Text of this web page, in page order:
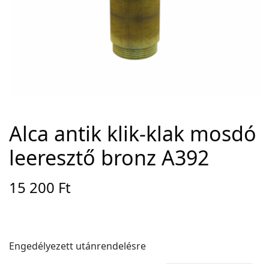
Alca antik klik-klak mosdó
leeresztő bronz A392
15 200 Ft
Engedélyezett utánrendelésre
Copyright © 2021Premium WordPress Themes. All rights reserved.